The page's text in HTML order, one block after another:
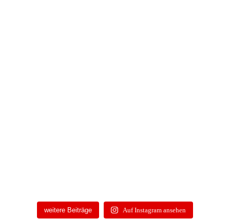
weitere Beiträge Auf Instagram ansehen